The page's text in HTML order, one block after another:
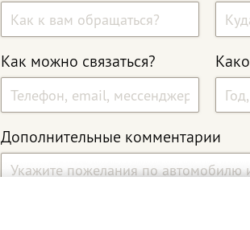
Как можно связаться?
Дополнительные комментарии